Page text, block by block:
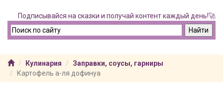
Подписывайся на сказки и получай контент каждый день!🚀
Кулинария
Заправки, соусы, гарниры
Картофель а-ля дофинуа